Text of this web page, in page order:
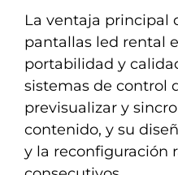
La ventaja principal
pantallas led rental
portabilidad y
sistemas de control
previsualizar y
contenido, y su
y la reconfiguración